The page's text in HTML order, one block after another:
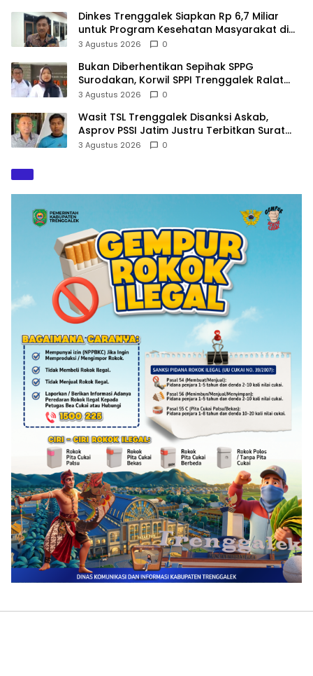
Dinkes Trenggalek Siapkan Rp 6,7 Miliar
untuk Program Kesehatan Masyarakat di
2027
3 Agustus 2026 0
Bukan Diberhentikan Sepihak SPPG
Surodakan, Korwil SPPI Trenggalek Ralat
Pernyataan Soal Permata Umat Tolak MBG
3 Agustus 2026 0
Wasit TSL Trenggalek Disanksi Askab,
Asprov PSSI Jatim Justru Terbitkan Surat
Tugas di Hari yang Sama
3 Agustus 2026 0